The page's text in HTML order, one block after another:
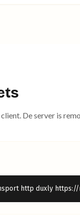
De server is
http duxly https://